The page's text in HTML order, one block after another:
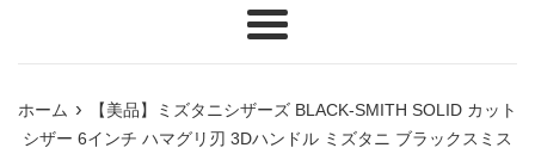
メ
ー
ホーム ›
【美品】ミズタニシザーズ BLACK-SMITH SOLID カット
シザー 6インチ ハマグリ刃 3Dハンドル ミズタニ ブラックスミス